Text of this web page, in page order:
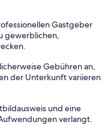
Gastgeber
gewerblichen,
Gebühren an,
der Unterkunft variieren
und eine
verlangt.